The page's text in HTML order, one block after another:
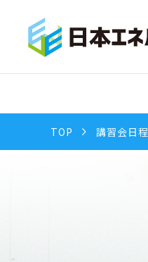
TOP 講習会日程